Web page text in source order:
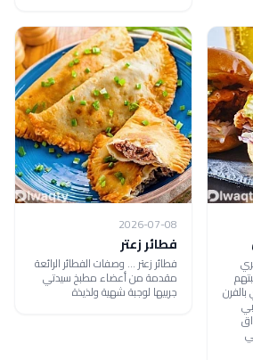
2026-07-08
فطائر زعتر
فطائر زعتر ... وصفات الفطائر الرائعة
مقدمة من أعضاء مطبخ سيدتي
جربيها لوجبة شهية ولذيذة